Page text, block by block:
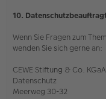
10.
Wenn Sie Fragen zum
wenden Sie sich gerne an:
CEWE Stiftung & Co. KGaA
Datenschutz
Meerweg 30-32